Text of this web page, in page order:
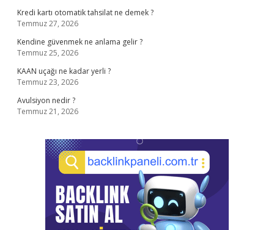
Kredi kartı otomatik tahsilat ne demek ?
Temmuz 27, 2026
Kendine güvenmek ne anlama gelir ?
Temmuz 25, 2026
KAAN uçağı ne kadar yerli ?
Temmuz 23, 2026
Avulsiyon nedir ?
Temmuz 21, 2026